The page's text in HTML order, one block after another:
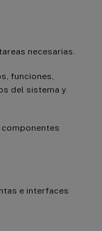
necesarias.
funciones,
del sistema y
e interfaces